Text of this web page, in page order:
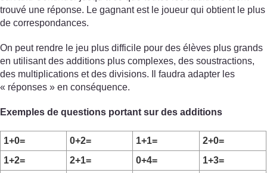
trouvé une réponse. Le gagnant est le joueur qui obtient le plus
de correspondances.
On peut rendre le jeu plus difficile pour des élèves plus grands
en utilisant des additions plus complexes, des soustractions,
des multiplications et des divisions. Il faudra adapter les
« réponses » en conséquence.
Exemples de questions portant sur des additions
1+0= 0+2= 1+1=
2+0=
1+2=
2+1= 0+4= 1+3=